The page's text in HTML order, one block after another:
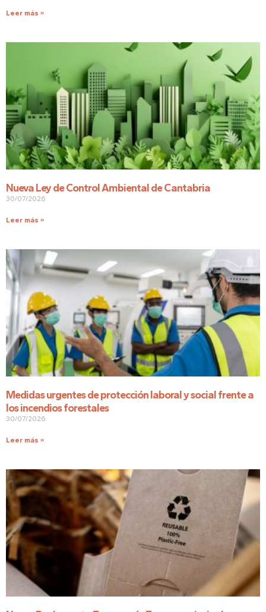
Leer más »
Nueva Ley de Control Ambiental de Cantabria
30/07/2026
Leer más »
Medidas urgentes de protección laboral y social frente a
los incendios forestales
30/07/2026
Leer más »